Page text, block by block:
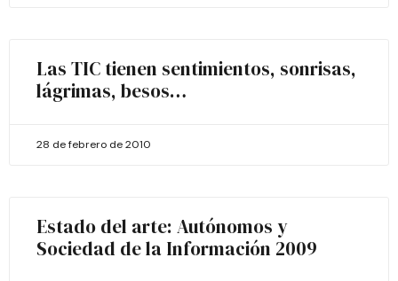
Las TIC tienen sentimientos, sonrisas,
lágrimas, besos…
28 de febrero de 2010
Estado del arte: Autónomos y
Sociedad de la Información 2009